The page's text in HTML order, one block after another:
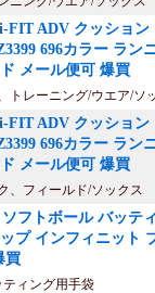
FIT ADV クッション
696カラー ラン
メール便可 爆買
トレーニング/ウエア/ソ
FIT ADV クッション
696カラー ラン
メール便可 爆買
、フィールド/ソックス
フトボール バッテ
プ インフィニット
買
ィング用手袋